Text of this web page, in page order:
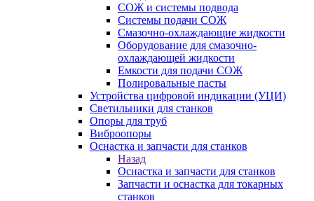
СОЖ и системы подвода
Системы подачи СОЖ
Смазочно-охлаждающие жидкости
Оборудование для смазочно-
охлаждающей жидкости
Емкости для подачи СОЖ
Полировальные пасты
Устройства цифровой индикации (УЦИ)
Светильники для станков
Опоры для труб
Виброопоры
Оснастка и запчасти для станков
Назад
Оснастка и запчасти для станков
Запчасти и оснастка для токарных
станков